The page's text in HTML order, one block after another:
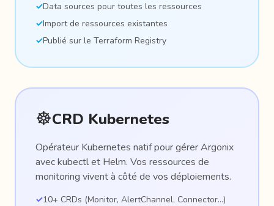
✓Data sources pour toutes les ressources
✓Import de ressources existantes
✓Publié sur le Terraform Registry
☸️CRD Kubernetes
Opérateur Kubernetes natif pour gérer Argonix
avec kubectl et Helm. Vos ressources de
monitoring vivent à côté de vos déploiements.
✓10+ CRDs (Monitor, AlertChannel, Connector...)